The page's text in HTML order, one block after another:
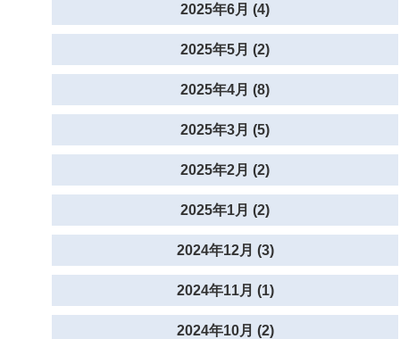
2025年6月 (4)
2025年5月 (2)
2025年4月 (8)
2025年3月 (5)
2025年2月 (2)
2025年1月 (2)
2024年12月 (3)
2024年11月 (1)
2024年10月 (2)